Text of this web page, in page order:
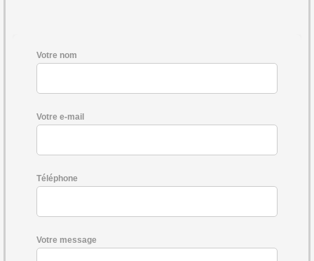
Votre nom
Votre e-mail
Téléphone
Votre message